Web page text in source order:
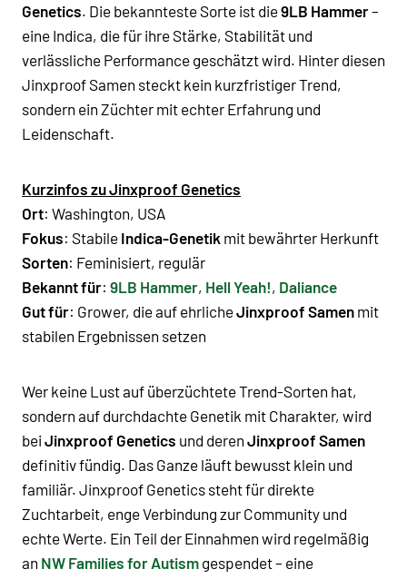
Genetics. Die bekannteste Sorte ist die9LB Hammer–
eine Indica, die für ihre Stärke, Stabilität und
verlässliche Performance geschätzt wird. Hinter diesen
Jinxproof Samen steckt kein kurzfristiger Trend,
sondern ein Züchter mit echter Erfahrung und
Leidenschaft.
Kurzinfos zu Jinxproof Genetics
Ort: Washington, USA
Fokus: Stabile Indica-Genetik mit bewährter Herkunft
Sorten: Feminisiert, regulär
Bekannt für: 9LB Hammer, Hell Yeah!, Daliance
Gut für: Grower, die auf ehrlicheJinxproof Samen mit
stabilen Ergebnissen setzen
Wer keine Lust auf überzüchtete Trend-Sorten hat,
sondern auf durchdachte Genetik mit Charakter, wird
bei Jinxproof Genetics und deren Jinxproof Samen
definitiv fündig. Das Ganze läuft bewusst klein und
familiär. Jinxproof Genetics steht für direkte
Zuchtarbeit, enge Verbindung zur Community und
echte Werte. Ein Teil der Einnahmen wird regelmäßig
an NW Families for Autism gespendet – eine